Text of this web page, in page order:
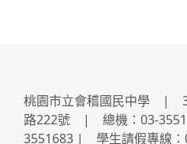
桃園市立會稽國民中學 |
路222號 | 總機：03-
3551683 | 學生請假專線：